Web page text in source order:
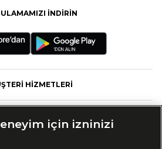
İNDİRİN
HİZMETLERİ
için izninizi